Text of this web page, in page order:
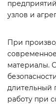
узлов и
При
материалы.
длительный
работу при